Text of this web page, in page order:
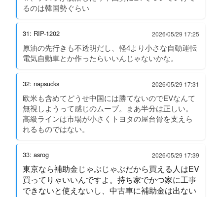
るのは韓国勢ぐらい
31: RIP-1202 2026/05/29 17:25
原油の先行きも不透明だし、軽4より小さな自動運転
電気自動車とか作ったらいいんじゃないかな。
32: napsucks 2026/05/29 17:31
欧米も含めてどうせ中国には勝てないのでEVなんて
無視しようって感じのムーブ。まあ半分は正しい。
高級ラインは市場が小さくトヨタの屋台骨を支えら
れるものではない。
33: asrog 2026/05/29 17:39
東京なら補助金じゃぶじゃぶだから買える人はEV
買ってりゃいいんですよ。持ち家でかつ家に工事
できないと使えないし、中古車に補助金は出ない